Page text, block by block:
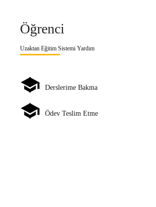
Öğrenci
Uzaktan Eğitim Sistemi Yardım
Derslerime Bakma
Ödev Teslim Etme